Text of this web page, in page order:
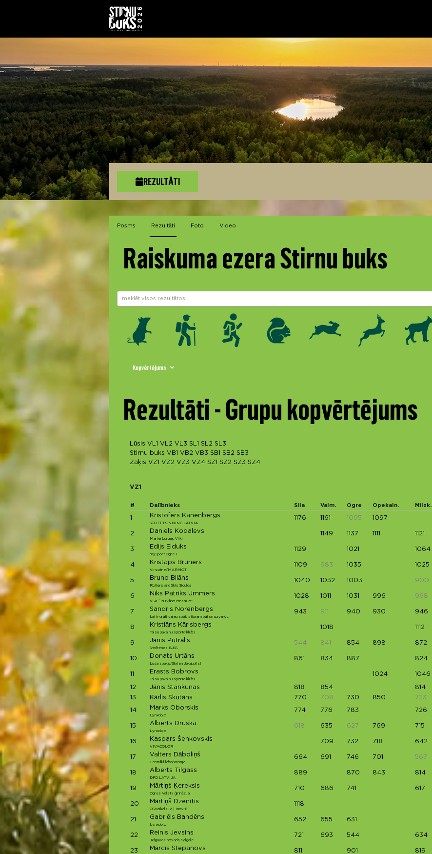
REZULTĀTI
Posms Rezultāti Foto Video
Raiskuma ezera Stirnu buks
Kopvērtējums
Rezultāti - Grupu kopvērtējums
Lūsis VL1 VL2 VL3 SL1 SL2 SL3
Stirnu buks VB1 VB2 VB3 SB1 SB2 SB3
Zaķis VZ1 VZ2 VZ3 VZ4 SZ1 SZ2 SZ3 SZ4
VZ1
# Dalībnieks Sila Valm. Ogre Opekaln. Milzk.
1 Kristofers Kanenbergs
SCOTT RUNNING LATVIA
1176 1161 1095 1097
2 Daniels Kodalevs
Marienburgas Vilki
1149 1137 1111 1121
3 Edijs Eiduks
mySport Ogre 1
1129 1021 1064
4 Kristaps Bruners
Virsotne/MARMOT
1109 983 1035 1025
5 Bruno Bilāns
Rollers and Skis Sigulda
1040 1032 1003 900
6 Niks Patriks Ummers
VSK “Burkānciems&Co”
1028 1011 1031 996 968
7 Sandris Norenbergs
Lai ir grūti vajag spēt, stipram būt un uzvarēt.
943 911 940 930 946
8 Kristiāns Kārlsbergs
Talsu pakalnu sporta klubs
1018 1112
9 Jānis Putrālis
Smiltenes BJSS
544 841 854 898 872
10 Donats Urtāns
Lūša spēks/Skrien Jēkabpils!
861 834 887 824
11 Erasts Bobrovs
Talsu pakalnu sporta klubs
1024 1046
12 Jānis Stankunas 818 854 814
13
Kārlis Skutāns 770 708 730 850 723
14 Marks Oborskis
Lynxdojo
774 776 783 726
15 Alberts Druska
Lynxdojo
618 635 627 769 715
16 Kaspars Šenkovskis
VIVACOLOR
709 732 718 642
17 Valters Dāboliņš
Centrālā laboratorija
664 691 746 701 567
18 Alberts Tilgass
DPD LATVIJA
889 870 843 814
19 Mārtiņš Ķereksis
Ogres Valsts ģinnāzija
710 686 741 617
20 Mārtiņš Dzenītis
OSVeikals.lv | Inov-8
1118
21 Gabriēls Bandēns
Lynxdojo
652 655 631
22 Reinis Jevsins
Jelgavas novads-Salgale
721 693 544 634
23 Mārcis Stepanovs 811 901 819